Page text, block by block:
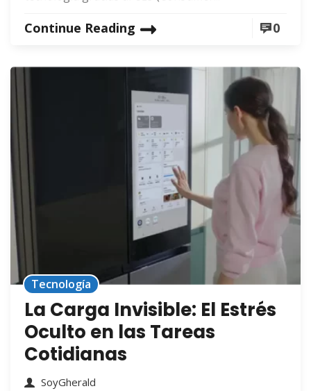
Continue Reading 0
Tecnología
La Carga Invisible: El Estrés
Oculto en las Tareas
Cotidianas
SoyGherald